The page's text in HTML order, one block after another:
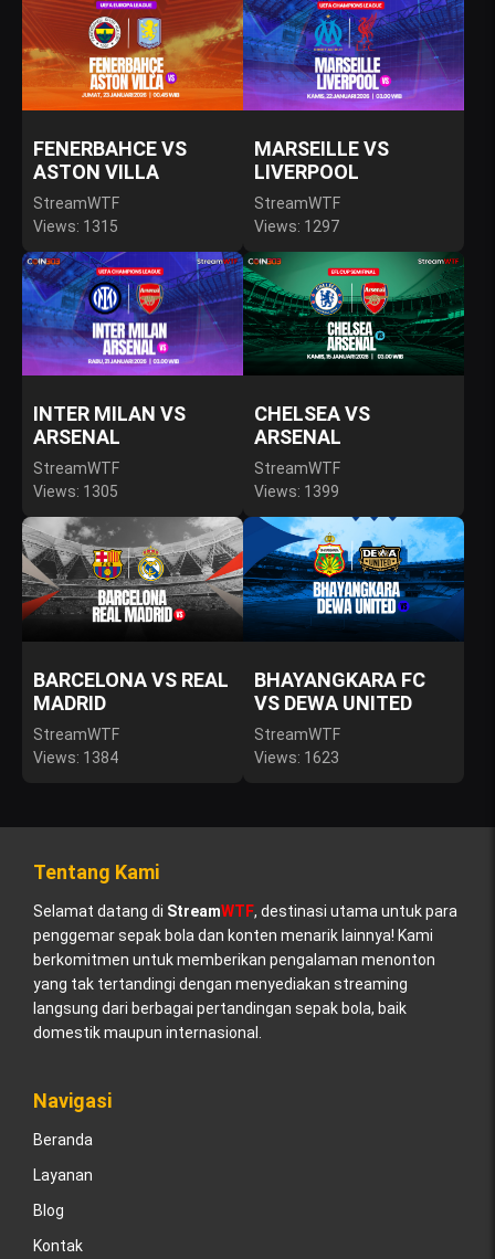
FENERBAHCE VS
ASTON VILLA
StreamWTF
Views: 1315
MARSEILLE VS
LIVERPOOL
StreamWTF
Views: 1297
INTER MILAN VS
ARSENAL
StreamWTF
Views: 1305
CHELSEA VS
ARSENAL
StreamWTF
Views: 1399
BARCELONA VS REAL
MADRID
StreamWTF
Views: 1384
BHAYANGKARA FC
VS DEWA UNITED
StreamWTF
Views: 1623
Tentang Kami
Selamat datang di StreamWTF, destinasi utama untuk para
penggemar sepak bola dan konten menarik lainnya! Kami
berkomitmen untuk memberikan pengalaman menonton
yang tak tertandingi dengan menyediakan streaming
langsung dari berbagai pertandingan sepak bola, baik
domestik maupun internasional.
Navigasi
Beranda
Layanan
Blog
Kontak